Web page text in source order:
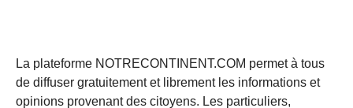
La plateforme NOTRECONTINENT.COM permet à tous
de diffuser gratuitement et librement les informations et
opinions provenant des citoyens. Les particuliers,